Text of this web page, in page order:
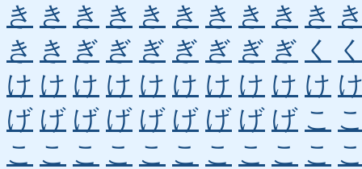
き き き き き き き き き き
き き ぎ ぎ ぎ ぎ ぎ ぎ ぎ く
け け け け け け け け け け
げ げ げ げ げ げ げ げ げ こ
こ こ こ こ こ こ こ こ こ こ